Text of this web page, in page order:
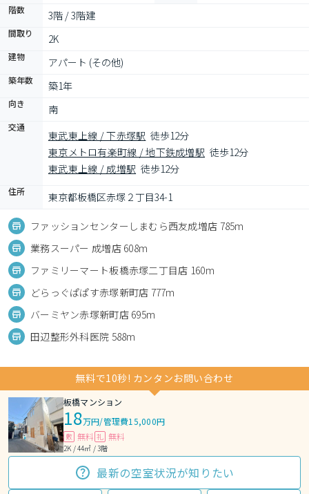
階数 3階 / 3階建
間取り 2K
建物 アパート (その他)
築年数 築1年
向き 南
交通
東武東上線 / 下赤塚駅 徒歩12分
東京メトロ有楽町線 / 地下鉄成増駅 徒歩12分
東武東上線 / 成増駅 徒歩12分
住所 東京都板橋区赤塚２丁目34-1
ファッションセンターしまむら西友成増店 785m
業務スーパー 成増店 608m
ファミリーマート板橋赤塚二丁目店 160m
どらっぐぱぱす赤塚新町店 777m
バーミヤン赤塚新町店 695m
田辺整形外科医院 588m
無料で10秒! カンタンお問い合わせ
板橋マンション
18万円/管理費15,000円
敷 無料 礼 無料
2K / 44㎡ / 3階
最新の空室状況が知りたい